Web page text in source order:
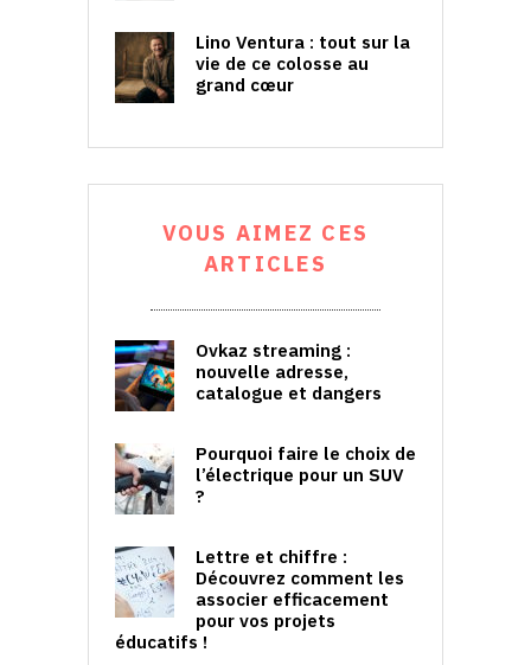
Lino Ventura : tout sur la
vie de ce colosse au
grand cœur
VOUS AIMEZ CES
ARTICLES
Ovkaz streaming :
nouvelle adresse,
catalogue et dangers
Pourquoi faire le choix de
l’électrique pour un SUV
?
Lettre et chiffre :
Découvrez comment les
associer efficacement
pour vos projets
éducatifs !